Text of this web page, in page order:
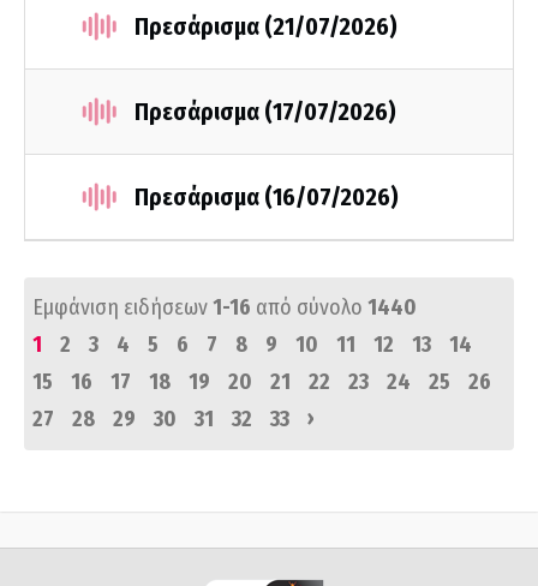
Πρεσάρισμα (21/07/2026)
Πρεσάρισμα (17/07/2026)
Πρεσάρισμα (16/07/2026)
Εμφάνιση ειδήσεων1-16 από σύνολο 1440
1
2 3 4 5 6 7 8 9 10 11 12 13
14
15
16 17 18 19 20 21 22 23 24 25
26
27
28 29 30 31 32 33 ›